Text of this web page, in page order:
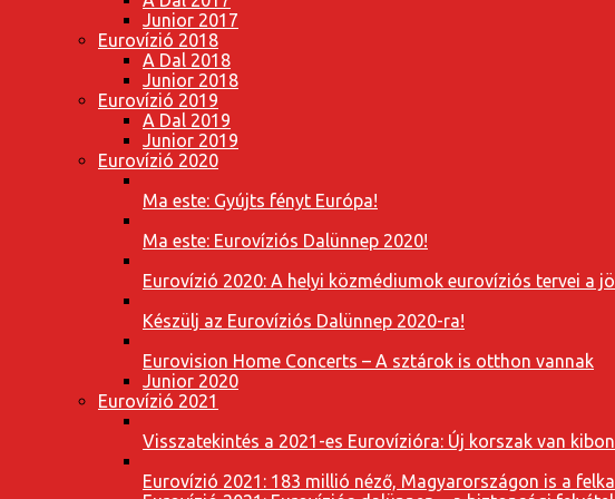
Junior 2017
Eurovízió 2018
A Dal 2018
Junior 2018
Eurovízió 2019
A Dal 2019
Junior 2019
Eurovízió 2020
Ma este: Gyújts fényt Európa!
Ma este: Eurovíziós Dalünnep 2020!
Eurovízió 2020: A helyi közmédiumok eurovíziós tervei a
Készülj az Eurovíziós Dalünnep 2020-ra!
Eurovision Home Concerts – A sztárok is otthon vannak
Junior 2020
Eurovízió 2021
Visszatekintés a 2021-es Eurovízióra: Új korszak van
Eurovízió 2021: 183 millió néző, Magyarországon is a